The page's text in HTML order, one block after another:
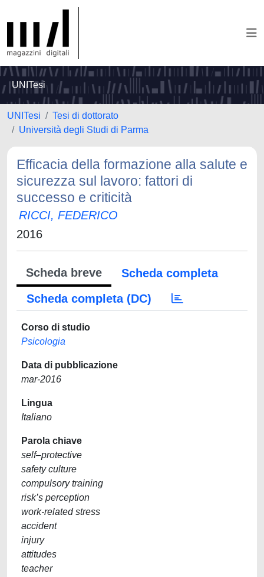
UNITesi
UNITesi
Tesi di dottorato
Università degli Studi di Parma
Efficacia della formazione alla salute e
sicurezza sul lavoro: fattori di
successo e criticità
RICCI, FEDERICO
2016
Scheda breve
Scheda completa
Scheda completa (DC)
Corso di studio
Psicologia
Data di pubblicazione
mar-2016
Lingua
Italiano
Parola chiave
self–protective
safety culture
compulsory training
risk’s perception
work-related stress
accident
injury
attitudes
teacher